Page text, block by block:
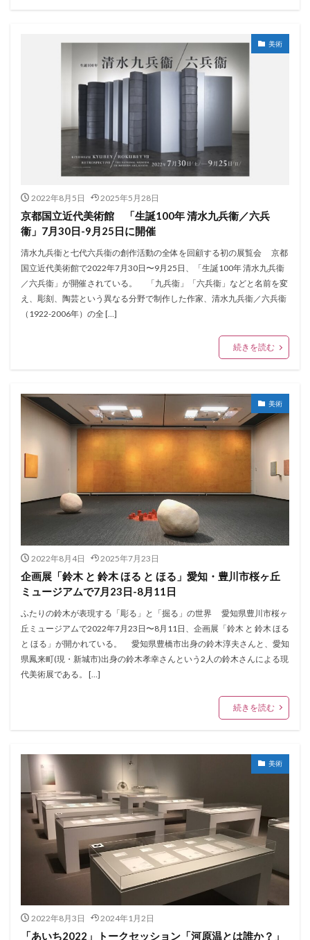
美術
2022年8月5日 2025年5月28日
京都国⽴近代美術館 「⽣誕100年 清⽔九兵衞／六兵
衞」7月30日-9月25日に開催
清⽔九兵衞と七代六兵衞の創作活動の全体を回顧する初の展覧会 京都
国⽴近代美術館で2022年7⽉30⽇〜9⽉25⽇、「⽣誕100年 清⽔九兵衞
／六兵衞」が開催されている。 「九兵衞」「六兵衞」などと名前を変
え、彫刻、陶芸という異なる分野で制作した作家、清⽔九兵衞／六兵衞
（1922-2006年）の全 […]
続きを読む
美術
2022年8月4日 2025年7月23日
企画展「鈴木 と 鈴木 ほる と ほる」愛知・豊川市桜ヶ丘
ミュージアムで7月23日-8月11日
ふたりの鈴木が表現する「彫る」と「掘る」の世界 愛知県豊川市桜ヶ
丘ミュージアムで2022年7月23日〜8月11日、企画展「鈴木 と 鈴木 ほる
と ほる」が開かれている。 愛知県豊橋市出身の鈴木淳夫さんと、愛知
県鳳来町(現・新城市)出身の鈴木孝幸さんという2人の鈴木さんによる現
代美術展である。 […]
続きを読む
美術
2022年8月3日 2024年1月2日
「あいち2022」トークセッション「河原温とは誰か？」